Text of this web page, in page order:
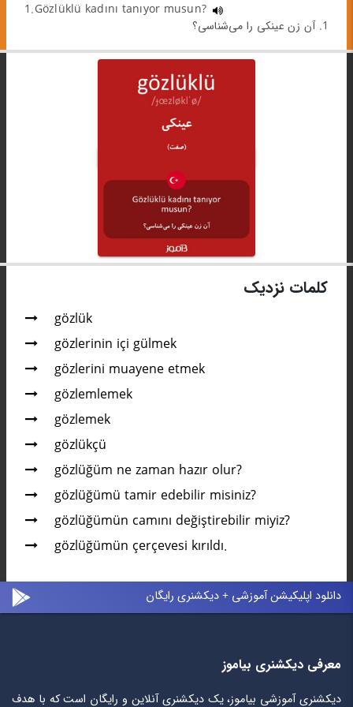
1.Gözlüklü kadını tanıyor musun?
1. آن زن عینکی را می‌شناسی؟
کلمات نزدیک
gözlük
gözlerinin içi gülmek
gözlerini muayene etmek
gözlemlemek
gözlemek
gözlükçü
gözlüğüm ne zaman hazır olur?
gözlüğümü tamir edebilir misiniz?
gözlüğümün camını değiştirebilir miyiz?
gözlüğümün çerçevesi kırıldı.
دانلود اپلیکیشن آموزشی + دیکشنری رایگان
معرفی دیکشنری بیاموز
دیکشنری آموزشی بیاموز، یک دیکشنری آنلاین و رایگان است که با هدف